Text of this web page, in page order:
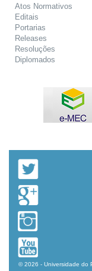
Atos Normativos
Editais
Portarias
Releases
Resoluções
Diplomados
© 2026 - Universidade do